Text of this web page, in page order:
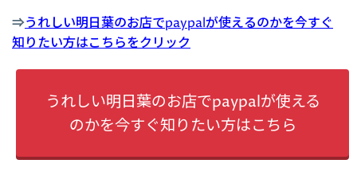
⇒うれしい明日葉のお店でpaypalが使えるのかを今すぐ
知りたい方はこちらをクリック
うれしい明日葉のお店でpaypalが使える
のかを今すぐ知りたい方はこちら